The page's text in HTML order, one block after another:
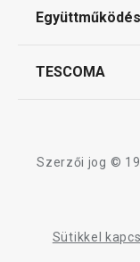
Gyakori kérdések
Reklamáció és
Együttműködés
TESCOMA
Szerzői jog ©
Sütikkel